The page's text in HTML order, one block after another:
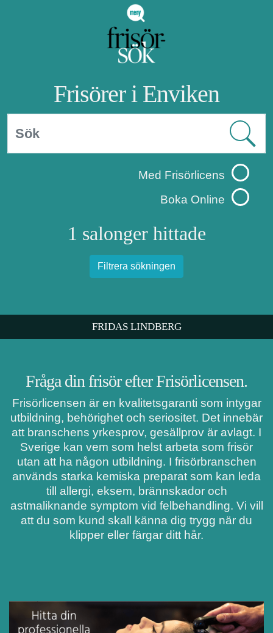
Frisörer i Enviken
Med Frisörlicens
Boka Online
1 salonger hittade
Filtrera sökningen
FRIDAS LINDBERG
Fråga din frisör efter Frisörlicensen.
Frisörlicensen är en kvalitetsgaranti som intygar
utbildning, behörighet och seriositet. Det innebär
att branschens yrkesprov, gesällprov är avlagt. I
Sverige kan vem som helst arbeta som frisör
utan att ha någon utbildning. I frisörbranschen
används starka kemiska preparat som kan leda
till allergi, eksem, brännskador och
astmaliknande symptom vid felbehandling. Vi vill
att du som kund skall känna dig trygg när du
klipper eller färgar ditt hår.